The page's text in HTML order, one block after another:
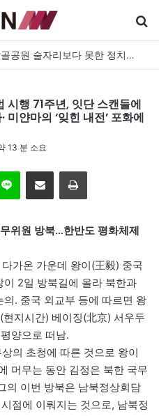
폐버스를 청년주택으로? 탑골공원 술자리보다 못한 정치의 상상력
행 71주년, 잇단 스캔들에
미얀마의 ‘잊힌 내전’ 포화에
13 분 소요
이메일
위원 방북…한반도 평화체제
가온 가운데 왕이(王毅) 중국
2일 방북길에 올라 북한과
. 중국 외교부 등에 따르면 왕
지시간) 베이징(北京) 서우두
양으로 떠남.
의 초청에 따른 것으로 왕이
머무는 동안 김정은 북한 국무
의 이번 방북은 남북정상회담
점에 이뤄지는 것으로, 남북정